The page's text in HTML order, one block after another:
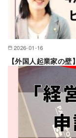
2026-01-16
【外国人起業家の